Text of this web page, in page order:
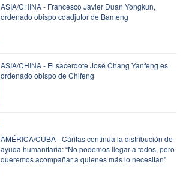
ASIA/CHINA - Francesco Javier Duan Yongkun,
ordenado obispo coadjutor de Bameng
ASIA/CHINA - El sacerdote José Chang Yanfeng es
ordenado obispo de Chifeng
AMÉRICA/CUBA - Cáritas continúa la distribución de
ayuda humanitaria: “No podemos llegar a todos, pero
queremos acompañar a quienes más lo necesitan”